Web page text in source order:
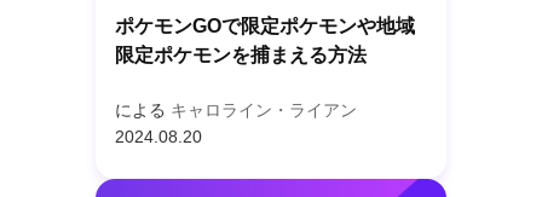
ポケモンGOで限定ポケモンや地域
限定ポケモンを捕まえる方法
による キャロライン・ライアン
2024.08.20